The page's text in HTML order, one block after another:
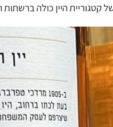
קטגוריית היין כולה ברשתות